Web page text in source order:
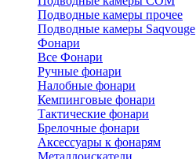
Подводные камеры прочее
Подводные камеры Saqvouge
Фонари
Все Фонари
Ручные фонари
Налобные фонари
Кемпинговые фонари
Тактические фонари
Брелочные фонари
Аксессуары к фонарям
Металлоискатели